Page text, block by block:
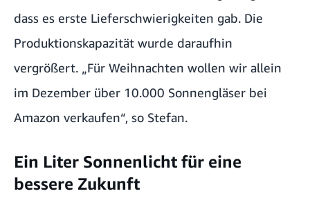
dass es erste Lieferschwierigkeiten gab. Die
Produktionskapazität wurde daraufhin
vergrößert. „Für Weihnachten wollen wir allein
im Dezember über 10.000 Sonnengläser bei
Amazon verkaufen“, so Stefan.
Ein Liter Sonnenlicht für eine
bessere Zukunft